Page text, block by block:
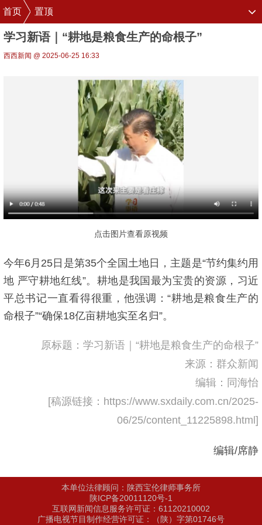
首页 置顶
学习新语｜“耕地是粮食生产的命根子”
西西新闻 @ 2025-06-25 16:33
点击图片查看原视频
今年6月25日是第35个全国土地日，主题是“节约集约用
地 严守耕地红线”。耕地是我国最为宝贵的资源，习近
平总书记一直看得很重，他强调：“耕地是粮食生产的
命根子”“确保18亿亩耕地实至名归”。
原标题：学习新语｜“耕地是粮食生产的命根子”
来源：群众新闻
编辑：同海怡
[稿源链接：https://www.sxdaily.com.cn/2025-
06/25/content_11225898.html]
编辑/席静
本单位法律顾问：陕西宝伦律师事务所
陕ICP备20011120号-1
互联网新闻信息服务许可证：61120210002
广播电视节目制作经营许可证：（陕）字第01746号